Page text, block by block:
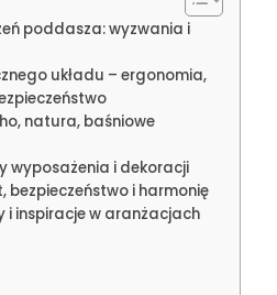
poddasza: wyzwania i
układu – ergonomia,
natura, baśniowe
wyposażenia i dekoracji
bezpieczeństwo i harmonię
i inspiracje w aranżacjach